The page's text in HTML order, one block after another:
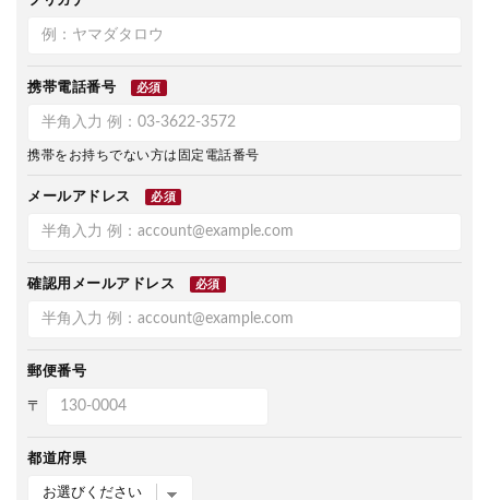
携帯電話番号 必須
携帯をお持ちでない方は固定電話番号
メールアドレス 必須
確認用メールアドレス 必須
郵便番号
〒
都道府県